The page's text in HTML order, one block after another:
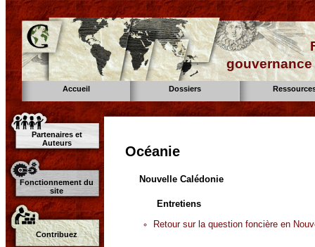
Accueil Dossiers
Partenaires et
Auteurs
Fonctionnement du
site
Contribuez
Océanie
Nouvelle Calédonie
Entretiens
Retour sur la question foncière en